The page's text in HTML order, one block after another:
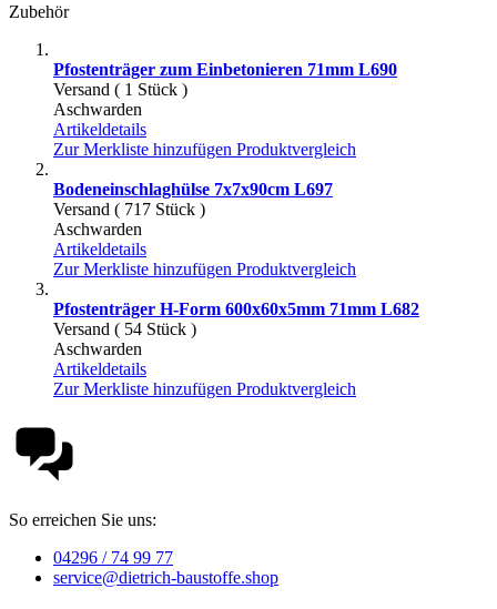
Zubehör
Pfostenträger zum Einbetonieren 71mm L690
Versand ( 1 Stück )
Aschwarden
Artikeldetails
Zur Merkliste hinzufügen Produktvergleich
Bodeneinschlaghülse 7x7x90cm L697
Versand ( 717 Stück )
Aschwarden
Artikeldetails
Zur Merkliste hinzufügen Produktvergleich
Pfostenträger H-Form 600x60x5mm 71mm L682
Versand ( 54 Stück )
Aschwarden
Artikeldetails
Zur Merkliste hinzufügen Produktvergleich
So erreichen Sie uns:
04296 / 74 99 77
service@dietrich-baustoffe.shop